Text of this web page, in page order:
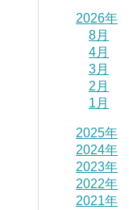
2026年
8月
4月
3月
2月
1月
2025年
2024年
2023年
2022年
2021年